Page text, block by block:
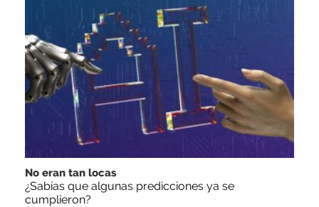
No eran tan locas
¿Sabías que algunas predicciones ya se
cumplieron?